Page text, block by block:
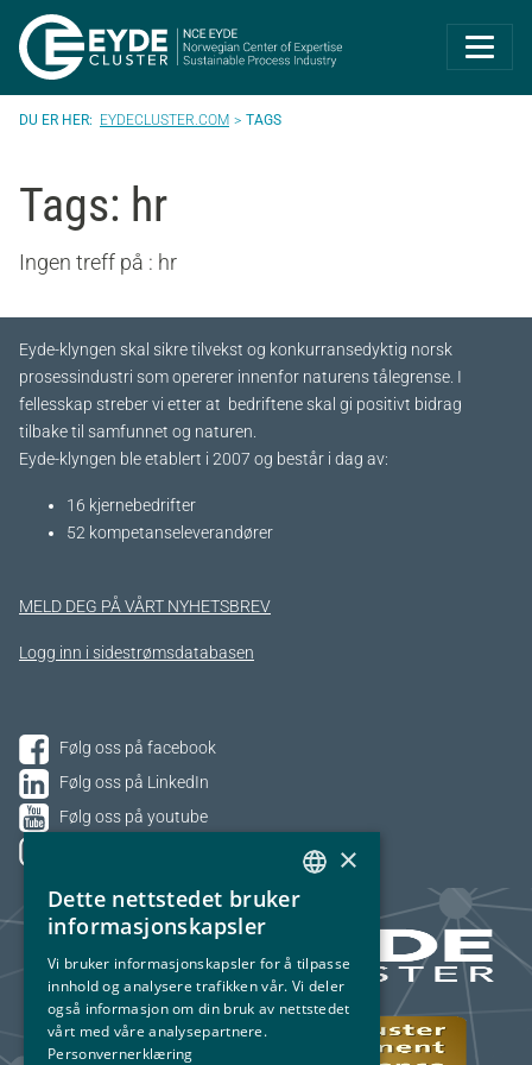
Eyde-Cluster |
EYDECLUSTER.COM TAGS
Tags: hr
Ingen treff på : hr
Eyde-klyngen skal sikre tilvekst og konkurransedyktig norsk
prosessindustri som opererer innenfor naturens tålegrense. I
fellesskap streber vi etter at bedriftene skal gi positivt bidrag
tilbake til samfunnet og naturen.
Eyde-klyngen ble etablert i 2007 og består i dag av:
16 kjernebedrifter​
52 kompetanseleverandører
MELD DEG PÅ VÅRT NYHETSBREV
Logg inn i sidestrømsdatabasen
Følg oss på facebook
Følg oss på LinkedIn
Følg oss på youtube
NORWEGIAN
×
Dette nettstedet bruker
informasjonskapsler
Vi bruker informasjonskapsler for å tilpasse
innhold og analysere trafikken vår. Vi deler
også informasjon om din bruk av nettstedet
vårt med våre analysepartnere.
Personvernerklæring